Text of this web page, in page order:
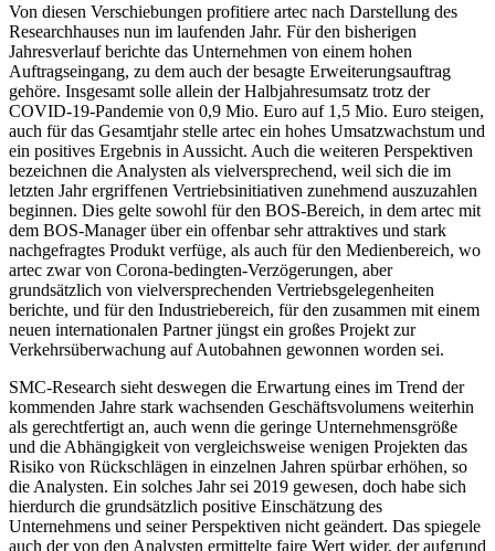
Von diesen Verschiebungen profitiere artec nach Darstellung des
Researchhauses nun im laufenden Jahr. Für den bisherigen
Jahresverlauf berichte das Unternehmen von einem hohen
Auftragseingang, zu dem auch der besagte Erweiterungsauftrag
gehöre. Insgesamt solle allein der Halbjahresumsatz trotz der
COVID-19-Pandemie von 0,9 Mio. Euro auf 1,5 Mio. Euro steigen,
auch für das Gesamtjahr stelle artec ein hohes Umsatzwachstum und
ein positives Ergebnis in Aussicht. Auch die weiteren Perspektiven
bezeichnen die Analysten als vielversprechend, weil sich die im
letzten Jahr ergriffenen Vertriebsinitiativen zunehmend auszuzahlen
beginnen. Dies gelte sowohl für den BOS-Bereich, in dem artec mit
dem BOS-Manager über ein offenbar sehr attraktives und stark
nachgefragtes Produkt verfüge, als auch für den Medienbereich, wo
artec zwar von Corona-bedingten-Verzögerungen, aber
grundsätzlich von vielversprechenden Vertriebsgelegenheiten
berichte, und für den Industriebereich, für den zusammen mit einem
neuen internationalen Partner jüngst ein großes Projekt zur
Verkehrsüberwachung auf Autobahnen gewonnen worden sei.
SMC-Research sieht deswegen die Erwartung eines im Trend der
kommenden Jahre stark wachsenden Geschäftsvolumens weiterhin
als gerechtfertigt an, auch wenn die geringe Unternehmensgröße
und die Abhängigkeit von vergleichsweise wenigen Projekten das
Risiko von Rückschlägen in einzelnen Jahren spürbar erhöhen, so
die Analysten. Ein solches Jahr sei 2019 gewesen, doch habe sich
hierdurch die grundsätzlich positive Einschätzung des
Unternehmens und seiner Perspektiven nicht geändert. Das spiegele
auch der von den Analysten ermittelte faire Wert wider, der aufgrund